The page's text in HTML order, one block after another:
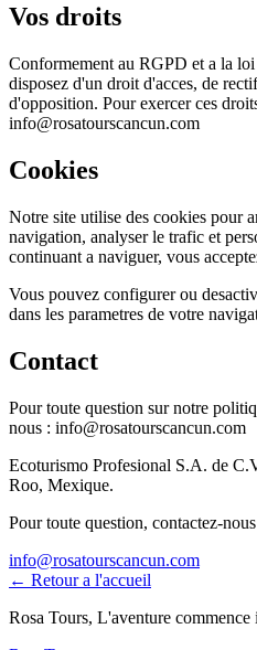
Vos droits
Conformement au RGPD et a la
disposez d'un droit d'acces, de
d'opposition. Pour exercer ces
info@rosatourscancun.com
Cookies
Notre site utilise des cookies pour
navigation, analyser le trafic et
continuant a naviguer, vous
Vous pouvez configurer ou
dans les parametres de votre
Contact
Pour toute question sur notre
nous : info@rosatourscancun.com
Ecoturismo Profesional S.A. de
Roo, Mexique.
Pour toute question, contactez-
info@rosatourscancun.com
← Retour a l'accueil
Rosa Tours, L'aventure commence